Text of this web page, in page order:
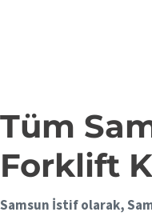
Tüm
Forklift
Samsun İstif olarak,